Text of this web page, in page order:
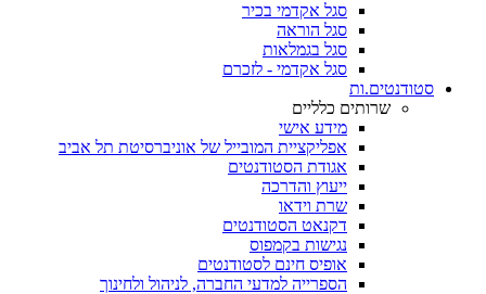
סגל אקדמי בכיר
סגל הוראה
סגל בגמלאות
סגל אקדמי - לזכרם
סטודנטים.ות
שרותים כלליים
מידע אישי
אפליקציית המובייל של אוניברסיטת תל אביב
אגודת הסטודנטים
ייעוץ והדרכה
שרת וידאו
דקנאט הסטודנטים
נגישות בקמפוס
אופיס חינם לסטודנטים
הספרייה למדעי החברה, לניהול ולחינוך